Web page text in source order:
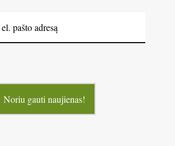
Noriu gauti naujienas!